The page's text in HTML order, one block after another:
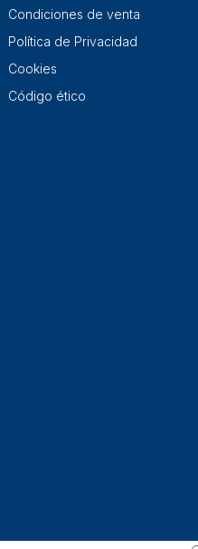
Condiciones de venta
Política de Privacidad
Cookies
Código ético